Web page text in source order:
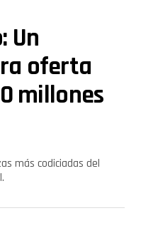
Un
oferta
millones
más codiciadas del